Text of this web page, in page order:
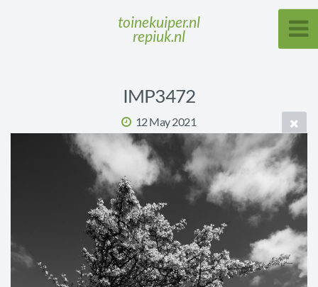
toinekuiper.nl
repiuk.nl
IMP3472
12 May 2021